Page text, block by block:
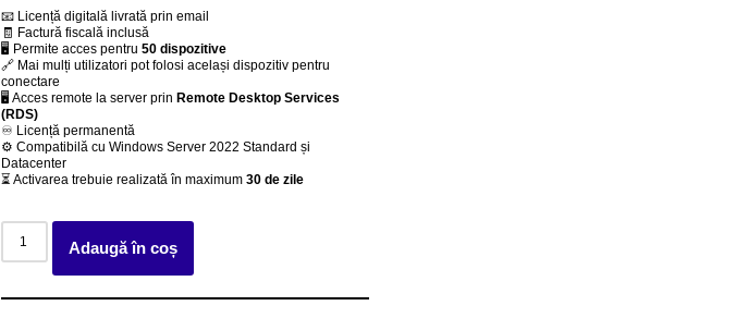
📧 Licență digitală livrată prin email
🧾 Factură fiscală inclusă
🖥 Permite acces pentru 50 dispozitive
🔗 Mai mulți utilizatori pot folosi același dispozitiv pentru
conectare
🖥 Acces remote la server prin Remote Desktop Services
(RDS)
♾️ Licență permanentă
⚙️ Compatibilă cu Windows Server 2022 Standard și
Datacenter
⏳ Activarea trebuie realizată în maximum 30 de zile
Adaugă în coș